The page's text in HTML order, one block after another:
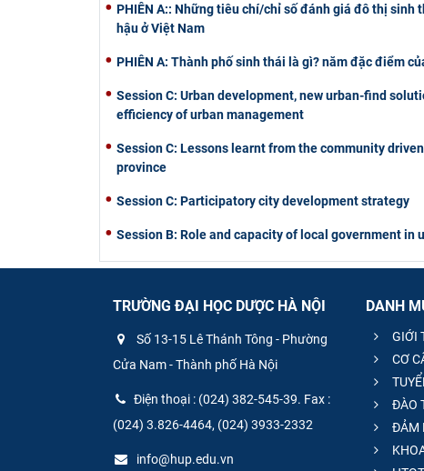
PHIÊN A:: Những tiêu chí/chỉ số đánh giá đô thị
hậu ở Việt Nam
PHIÊN A: Thành phố sinh thái là gì? năm đặc điểm
Session C: Urban development, new urban-find
efficiency of urban management
Session C: Lessons learnt from the community
province
Session C: Participatory city development strategy
Session B: Role and capacity of local government in
TRƯỜNG ĐẠI HỌC DƯỢC HÀ NỘI
Số 13-15 Lê Thánh Tông - Phường
Cửa Nam - Thành phố Hà Nội
Điện thoại : (024) 382-545-39. Fax :
(024) 3.826-4464, (024) 3933-2332
info@hup.edu.vn
DANH
GIỚI
CƠ
ĐÀO
ĐẢM